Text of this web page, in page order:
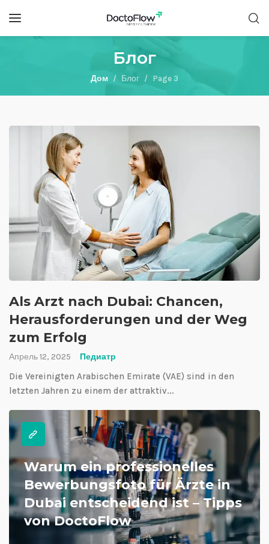
Блог
Дом Блог Page 3
Als Arzt nach Dubai: Chancen,
Herausforderungen und der Weg
zum Erfolg
Апрель 12, 2025 Педиатр
Die Vereinigten Arabischen Emirate (VAE) sind in den
letzten Jahren zu einem der attraktiv...
Warum ein professionelles
Bewerbungsfoto für Ärzte in
Dubai entscheidend ist – Tipps
von DoctoFlow